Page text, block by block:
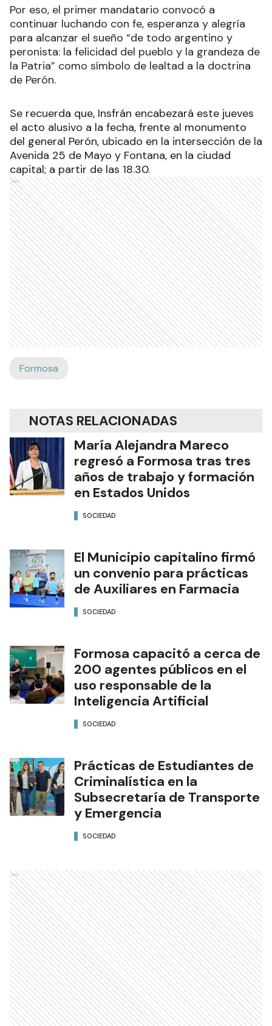
Por eso, el primer mandatario convocó a
continuar luchando con fe, esperanza y alegría
para alcanzar el sueño “de todo argentino y
peronista: la felicidad del pueblo y la grandeza de
la Patria” como símbolo de lealtad a la doctrina
de Perón.
Se recuerda que, Insfrán encabezará este jueves
el acto alusivo a la fecha, frente al monumento
del general Perón, ubicado en la intersección de la
Avenida 25 de Mayo y Fontana, en la ciudad
capital; a partir de las 18.30.
Ads
Formosa
NOTAS RELACIONADAS
María Alejandra Mareco
regresó a Formosa tras tres
años de trabajo y formación
en Estados Unidos
SOCIEDAD
El Municipio capitalino firmó
un convenio para prácticas
de Auxiliares en Farmacia
SOCIEDAD
Formosa capacitó a cerca de
200 agentes públicos en el
uso responsable de la
Inteligencia Artificial
SOCIEDAD
Prácticas de Estudiantes de
Criminalística en la
Subsecretaría de Transporte
y Emergencia
SOCIEDAD
Ads